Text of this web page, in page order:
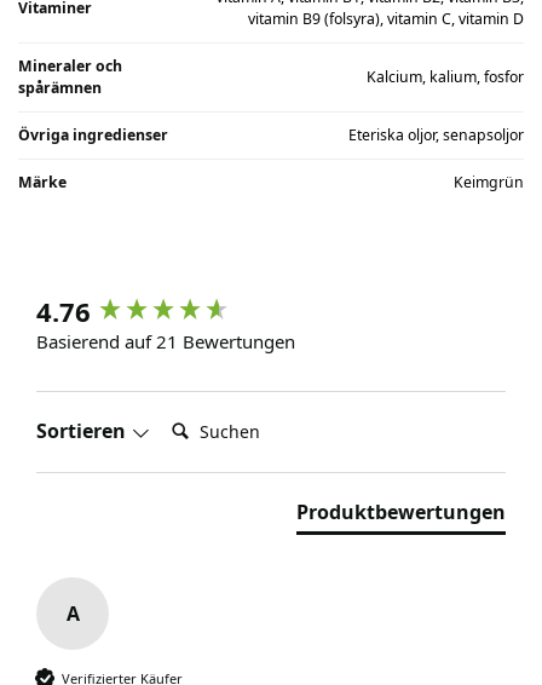
Vitaminer
vitamin B9 (folsyra), vitamin C, vitamin D
Mineraler och
spårämnen
Kalcium, kalium, fosfor
Övriga ingredienser Eteriska oljor, senapsoljor
Märke Keimgrün
4.76
Basierend auf 21 Bewertungen
Sortieren Suchen:
Produktbewertungen
A
Verifizierter Käufer